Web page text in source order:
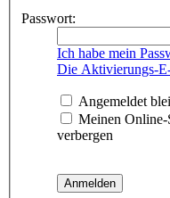
Passwort:
Ich habe mein
Die Aktivierungs-
Angemeldet
Meinen Online-
verbergen